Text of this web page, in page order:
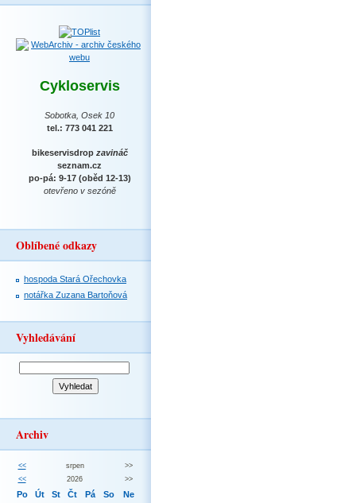
Cykloservis
Sobotka, Osek 10
tel.: 773 041 221
bikeservisdrop zavináč
seznam.cz
po-pá: 9-17 (oběd 12-13)
otevřeno v sezóně
Oblíbené odkazy
hospoda Stará Ořechovka
notářka Zuzana Bartoňová
Vyhledávání
Archiv
<< srpen
>>
<<
2026 >>
Po Út St Čt Pá So Ne